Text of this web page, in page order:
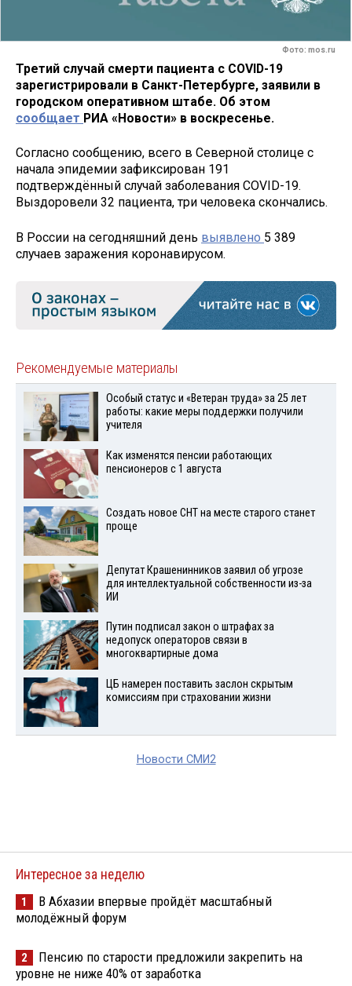
Фото: mos.ru
Третий случай смерти пациента с COVID-19
зарегистрировали в Санкт-Петербурге, заявили в
городском оперативном штабе. Об этом
сообщает РИА «Новости» в воскресенье.
Согласно сообщению, всего в Северной столице с
начала эпидемии зафиксирован 191
подтверждённый случай заболевания COVID-19.
Выздоровели 32 пациента, три человека скончались.
В России на сегодняшний день выявлено 5 389
случаев заражения коронавирусом.
Рекомендуемые материалы
Особый статус и «Ветеран труда» за 25 лет
работы: какие меры поддержки получили
учителя
Как изменятся пенсии работающих
пенсионеров с 1 августа
Создать новое СНТ на месте старого станет
проще
Депутат Крашенинников заявил об угрозе
для интеллектуальной собственности из-за
ИИ
Путин подписал закон о штрафах за
недопуск операторов связи в
многоквартирные дома
ЦБ намерен поставить заслон скрытым
комиссиям при страховании жизни
Новости СМИ2
Интересное за неделю
1
В Абхазии впервые пройдёт масштабный
молодёжный форум
2
Пенсию по старости предложили закрепить на
уровне не ниже 40% от заработка